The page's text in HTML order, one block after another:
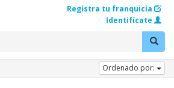
Registra tu franquicia
Identifícate
Ordenado por: